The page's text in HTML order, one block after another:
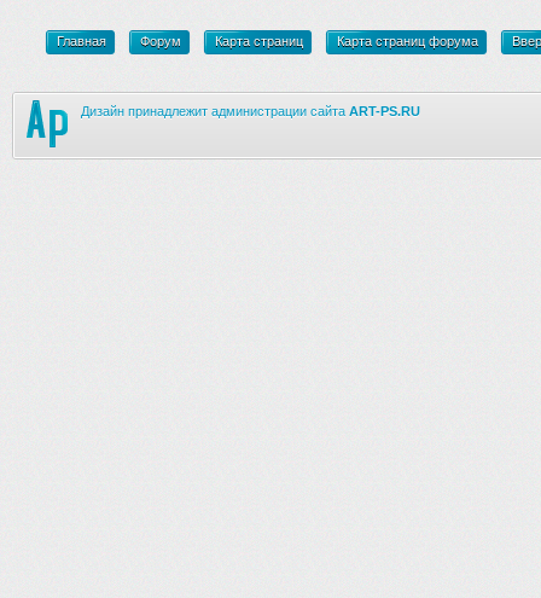
Главная Форум Карта страниц Карта страниц форума
Дизайн принадлежит администрации сайта ART-PS.RU